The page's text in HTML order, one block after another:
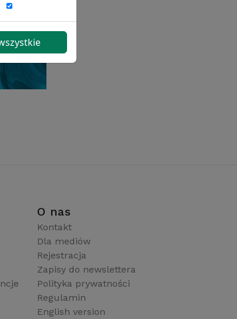
O nas
Kontakt
Dla mediów
Rejestracja
Zapisy do newslettera
Polityka prywatności
Regulamin
English version